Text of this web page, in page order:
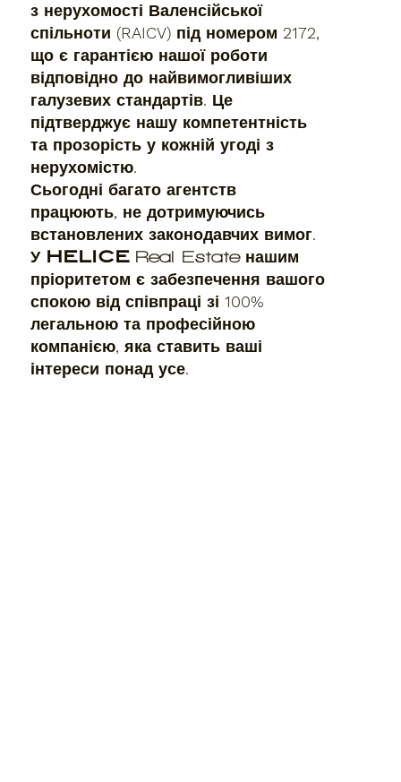
з нерухомості Валенсійської
спільноти (RAICV) під номером 2172,
що є гарантією нашої роботи
відповідно до найвимогливіших
галузевих стандартів. Це
підтверджує нашу компетентність
та прозорість у кожній угоді з
нерухомістю.
Сьогодні багато агентств
працюють, не дотримуючись
встановлених законодавчих вимог.
У HELICE Real Estateнашим
пріоритетом є забезпечення вашого
спокою від співпраці зі 100%
легальною та професійною
компанією, яка ставить ваші
інтереси понад усе.